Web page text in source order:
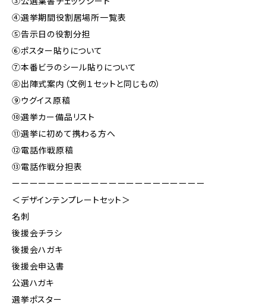
④選挙期間役割居場所一覧表
⑤告示日の役割分担
⑥ポスター貼りについて
⑦本番ビラのシール貼りについて
⑧出陣式案内（文例１セットと同じもの）
⑨ウグイス原稿
⑩選挙カー備品リスト
⑪選挙に初めて携わる方へ
⑫電話作戦原稿
⑬電話作戦分担表
ーーーーーーーーーーーーーーーーーーーーーー
＜デザインテンプレートセット＞
名刺
後援会チラシ
後援会ハガキ
後援会申込書
公選ハガキ
選挙ポスター